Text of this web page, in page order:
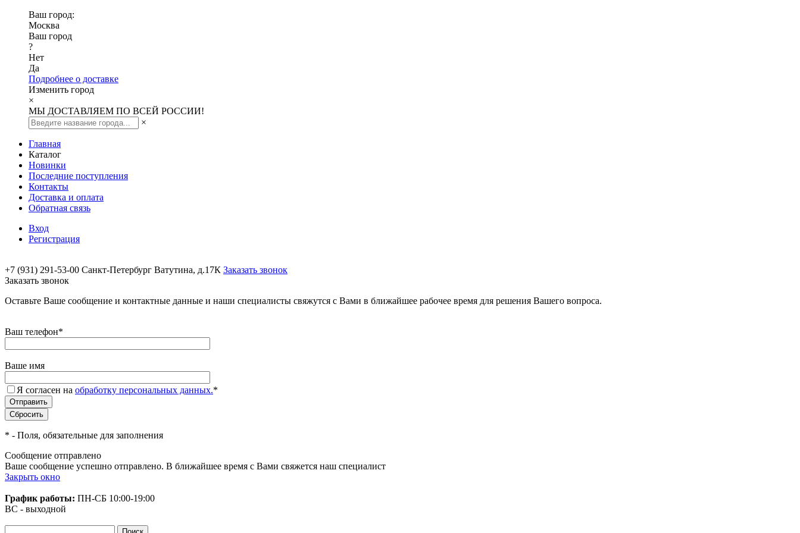
Ваш город:
Москва
Ваш город
?
Нет
Да
Подробнее о доставке
Изменить город
×
МЫ ДОСТАВЛЯЕМ ПО ВСЕЙ РОССИИ!
×
Главная
Каталог
Новинки
Последние поступления
Контакты
Доставка и оплата
Обратная связь
Вход
Регистрация
+7 (931) 291-53-00 Санкт-Петербург Ватутина, д.17К Заказать звонок
Заказать звонок
Оставьте Ваше сообщение и контактные данные и наши специалисты свяжутся с Вами в ближайшее рабочее время для решения Вашего вопроса.
Ваш телефон*
Ваше имя
Я согласен на обработку персональных данных.*
* - Поля, обязательные для заполнения
Сообщение отправлено
Ваше сообщение успешно отправлено. В ближайшее время с Вами свяжется наш специалист
Закрыть окно
График работы: ПН-СБ 10:00-19:00
ВС - выходной